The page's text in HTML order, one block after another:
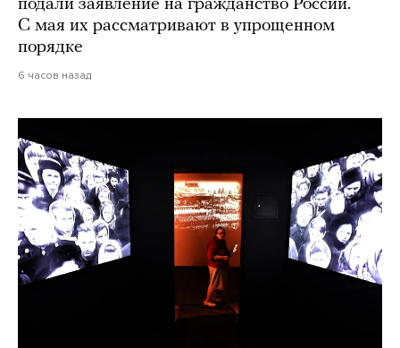
подали заявление на гражданство России.
С мая их рассматривают в упрощенном
порядке
6 часов назад